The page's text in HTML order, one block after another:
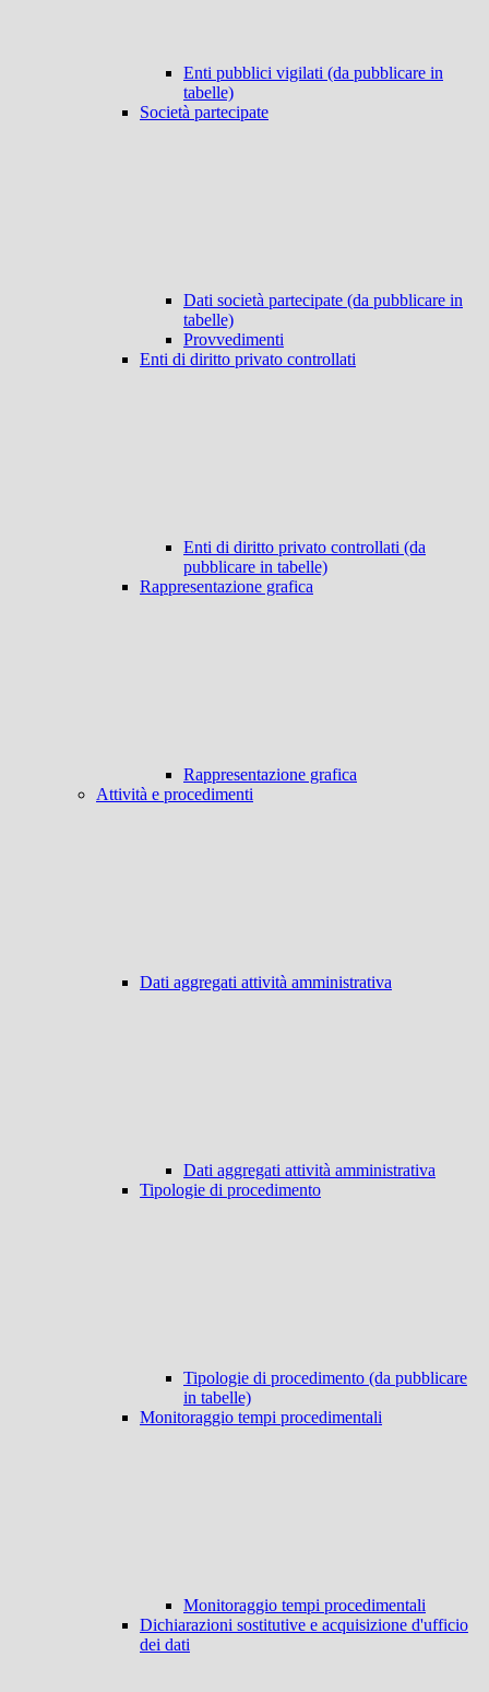
Enti pubblici vigilati (da pubblicare in
tabelle)
Società partecipate
Dati società partecipate (da pubblicare in
tabelle)
Provvedimenti
Enti di diritto privato controllati
Enti di diritto privato controllati (da
pubblicare in tabelle)
Rappresentazione grafica
Rappresentazione grafica
Attività e procedimenti
Dati aggregati attività amministrativa
Dati aggregati attività amministrativa
Tipologie di procedimento
Tipologie di procedimento (da pubblicare
in tabelle)
Monitoraggio tempi procedimentali
Monitoraggio tempi procedimentali
Dichiarazioni sostitutive e acquisizione d'ufficio
dei dati